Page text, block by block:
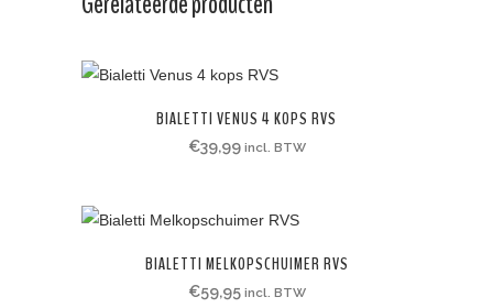
BIALETTI VENUS 4 KOPS RVS
€39,99 incl. BTW
BIALETTI MELKOPSCHUIMER RVS
€59,95 incl. BTW